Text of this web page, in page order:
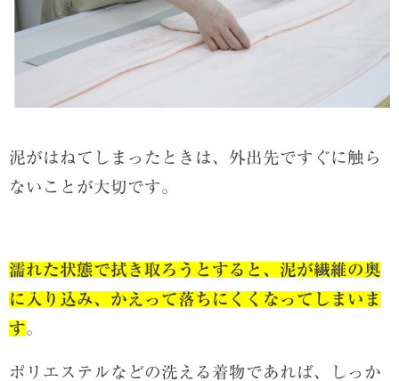
泥がはねてしまったときは、外出先ですぐに触ら
ないことが大切です。
濡れた状態で拭き取ろうとすると、泥が繊維の奥
に入り込み、かえって落ちにくくなってしまいま
す。
ポリエステルなどの洗える着物であれば、しっか